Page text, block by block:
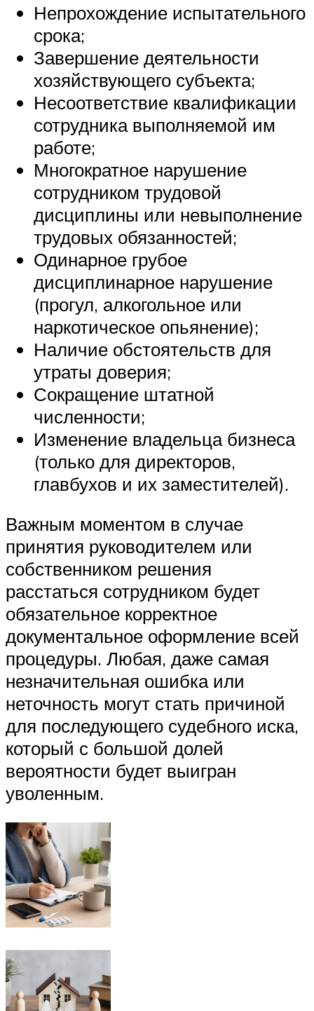
Непрохождение испытательного
срока;
Завершение деятельности
хозяйствующего субъекта;
Несоответствие квалификации
сотрудника выполняемой им
работе;
Многократное нарушение
сотрудником трудовой
дисциплины или невыполнение
трудовых обязанностей;
Одинарное грубое
дисциплинарное нарушение
(прогул, алкогольное или
наркотическое опьянение);
Наличие обстоятельств для
утраты доверия;
Сокращение штатной
численности;
Изменение владельца бизнеса
(только для директоров,
главбухов и их заместителей).
Важным моментом в случае
принятия руководителем или
собственником решения
расстаться сотрудником будет
обязательное корректное
документальное оформление всей
процедуры. Любая, даже самая
незначительная ошибка или
неточность могут стать причиной
для последующего судебного иска,
который с большой долей
вероятности будет выигран
уволенным.